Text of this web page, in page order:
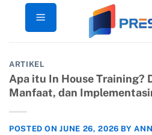
ARTIKEL
Apa itu In House Training?
Manfaat, dan
POSTED ONJUNE 26, 2026 BY